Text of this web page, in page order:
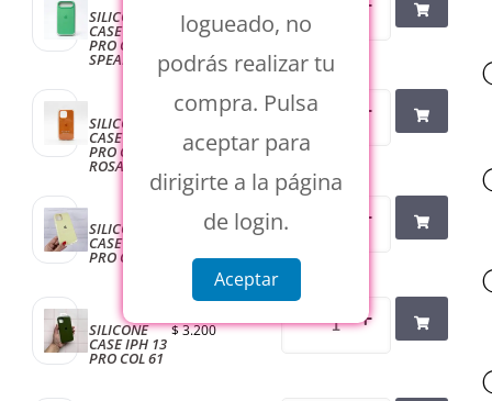
SILICONE
CASE IPH 13
PRO COL 58
SPEARMINT
2.880
SILICONE
CASE IPH 13
PRO COL 59
ROSA CLARO
SILICONE
CASE IPH 13
PRO COL 60
3.200
SILICONE
CASE IPH 13
PRO COL 61
$3.200
logueado, no
podrás realizar tu
compra. Pulsa
aceptar para
dirigirte a la página
de login.
Aceptar